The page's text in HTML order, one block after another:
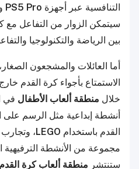
التنافسية عبر أجهزة PS5 Pro
سيتمكن الزوار من التفاعل مع
بين الرياضة والتكنولوجيا
أما العائلات والمشجعون
الاستمتاع بأجواء كرة القدم
خلال منطقة ألعاب الأطفال في
أنشطة إبداعية مثل الرسم على
القدم باستخدام LEGO، وتجارب
مجموعة من الأنشطة الترفيهية
ستنتشر منطقة ألعاب كرة القدم